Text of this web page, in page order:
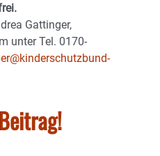
Gattinger,
unter Tel. 0170-